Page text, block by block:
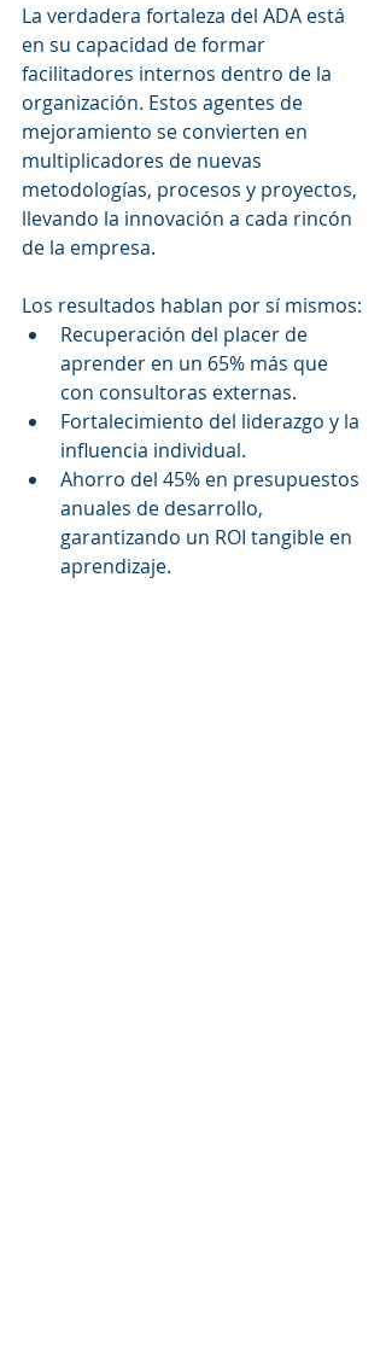
La verdadera fortaleza del ADA está
en su capacidad de formar
facilitadores internos dentro de la
organización. Estos agentes de
mejoramiento se convierten en
multiplicadores de nuevas
metodologías, procesos y proyectos,
llevando la innovación a cada rincón
de la empresa.
Los resultados hablan por sí mismos:
Recuperación del placer de
aprender en un 65% más que
con consultoras externas.
Fortalecimiento del liderazgo y la
influencia individual.
Ahorro del 45% en presupuestos
anuales de desarrollo,
garantizando un ROI tangible en
aprendizaje.